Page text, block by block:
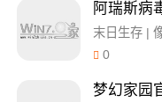
阿瑞斯病
末日生存 |
0
梦幻家园